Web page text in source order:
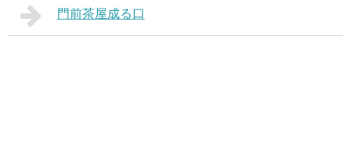
門前茶屋成る口